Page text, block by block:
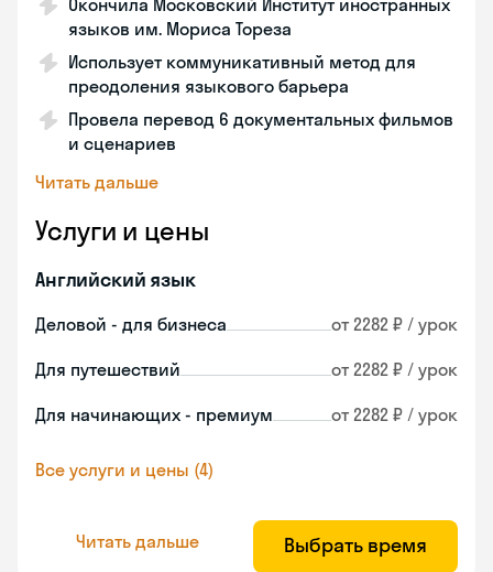
Окончила Московский Институт иностранных
языков им. Мориса Тореза
Использует коммуникативный метод для
преодоления языкового барьера
Провела перевод 6 документальных фильмов
и сценариев
Читать дальше
Услуги и цены
Английский язык
Деловой - для бизнеса от 2282 ₽ / урок
Для путешествий от 2282 ₽ / урок
Для начинающих - премиум от 2282 ₽ / урок
Все услуги и цены (4)
Читать дальше Выбрать время